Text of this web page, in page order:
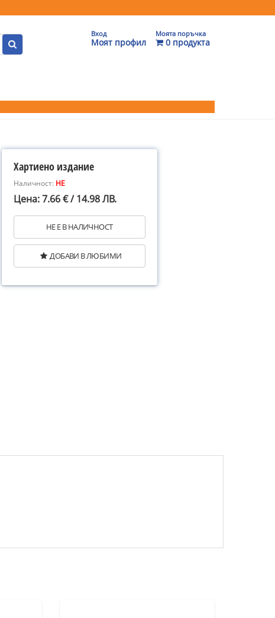
Вход
Моят профил
Моята поръчка
0 продукта
Хартиено издание
Наличност: НЕ
Цена: 7.66 € / 14.98 ЛВ.
НЕ Е В НАЛИЧНОСТ
ДОБАВИ В ЛЮБИМИ